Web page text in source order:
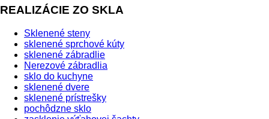
REALIZÁCIE ZO SKLA
Sklenené steny
sklenené sprchové kúty
sklenené zábradlie
Nerezové zábradlia
sklo do kuchyne
sklenené dvere
sklenené prístrešky
pochôdzne sklo